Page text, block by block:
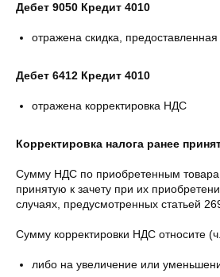
Дебет 9050 Кредит 4010
отражена скидка,
Дебет 6412 Кредит 4010
отражена корректировка НДС
Корректировка налога ранее
Сумму НДС по приобретенным
принятую к зачету при их
случаях, предусмотренных статьей
Сумму корректировки НДС относите
либо на увеличение или